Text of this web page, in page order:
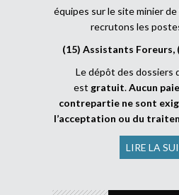
équipes sur le site minier de
recrutons les
(15) Assistants Foreurs,
Le dépôt des dossiers
est gratuit.Aucun
contrepartie ne sont
l’acceptation ou du
LIRE LA